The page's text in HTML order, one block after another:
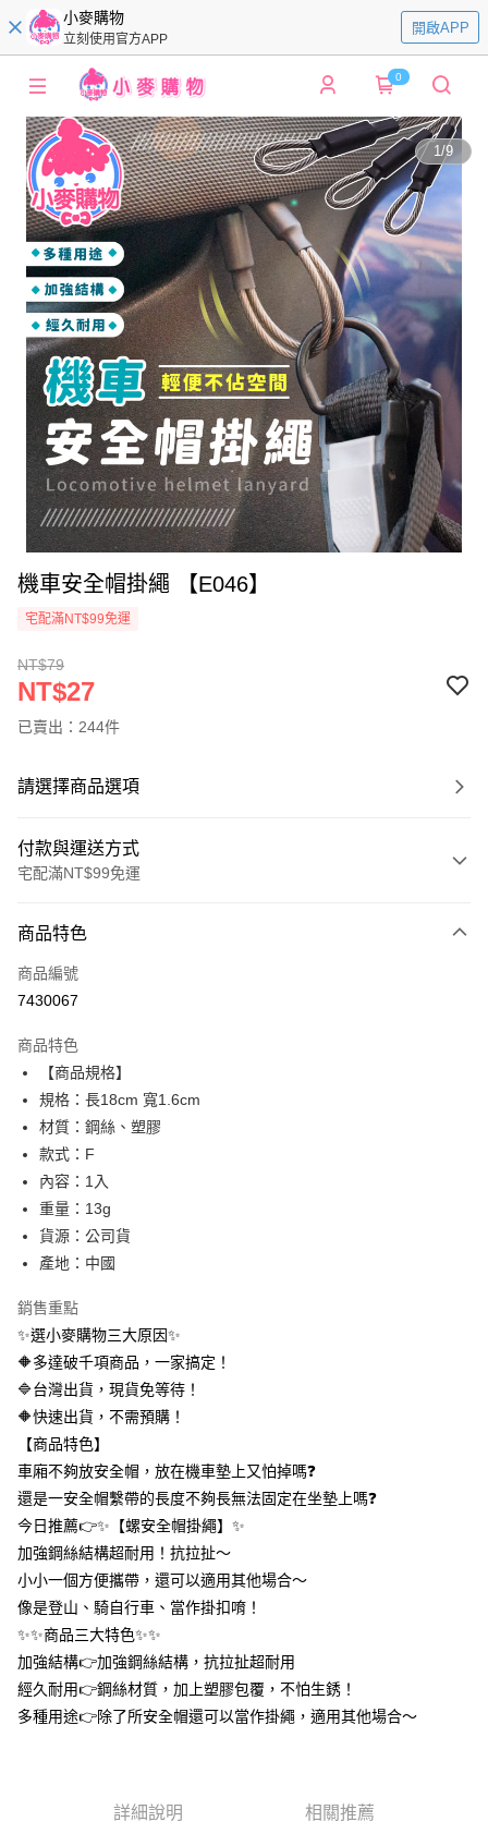
小麥購物
立刻使用官方APP
開啟APP
0
1/9
機車安全帽掛繩 【E046】
宅配滿NT$99免運
NT$79
NT$27
已賣出：244件
請選擇商品選項
付款與運送方式
宅配滿NT$99免運
信用卡一次付款
信用卡分期付款
合作金庫商業銀行
華南商業銀行
上海商業儲蓄銀行
國泰世華商業銀行
臺灣中小企業銀行
匯豐（台灣）商業銀行
聯邦商業銀行
元大商業銀行
玉山商業銀行
台新國際商業銀行
超商取貨付款
LINE Pay
Apple Pay
街口支付
AFTEE先享後付
【關於「AFTEE先享後付」】
AFTEE先享後付是「在收到商品之後才付款」的支付方式。 讓您購物簡單
便利好安心！
１．簡單：不需註冊會員、不需綁卡、不需儲值。
２．便利：只要手機號碼，簡訊認證，即可結帳。
３．安心：先確認商品／服務後，再付款。
【「AFTEE先享後付」結帳流程】
１．於結帳方式選擇「AFTEE先享後付」後，將跳轉至「AFTEE先享後付」
結帳頁面，進行簡訊認證並確認金額後，即可完成結帳。
３．收到繳費通知簡訊後14天內，點擊此簡訊中的連結，可透過四大超商／
ATM／網路銀行／等多元方式進行付款，方視為交易完成。
※ 請注意：結帳手續完成當下不需立刻繳費，但若您需要取消訂單，請聯絡
購買商品的店家。未經商家同意取消之訂單仍視為有效，需透過AFTEE先享
後付繳納相關費用。
※ 交易是否成功請以「AFTEE先享後付 」之結帳頁面顯示為準，若有關於
客戶支援中心」https://netprotections.freshdesk.com/support/home
【注意事項】
１．透過由恩沛科技股份有限公司提供之「AFTEE先享後付」服務完成之交
https://aftee.tw/terms/#terms3
３．未成年的使用者請事先徵得法定代理人或監護人之同意方可使用
ATM付款
運送方式
全家取貨付款
每筆NT$60，滿NT$399(含以上)免運費
付款後全家取貨
每筆NT$60，滿NT$399(含以上)免運費
7-11取貨付款
每筆NT$60，滿NT$399(含以上)免運費
付款後7-11取貨
每筆NT$60，滿NT$399(含以上)免運費
宅配
每筆NT$65，滿NT$99(含以上)免運費
商品特色
商品編號
7430067
商品特色
【商品規格】
規格：長18cm 寬1.6cm
材質：鋼絲、塑膠
款式：F
內容：1入
重量：13g
貨源：公司貨
產地：中國
銷售重點
✨選小麥購物三大原因✨
🔶多達破千項商品，一家搞定！
🔷台灣出貨，現貨免等待！
🔶快速出貨，不需預購！
【商品特色】
車廂不夠放安全帽，放在機車墊上又怕掉嗎❓
還是一安全帽繫帶的長度不夠長無法固定在坐墊上嗎❓
今日推薦👉✨【螺安全帽掛繩】✨
加強鋼絲結構超耐用！抗拉扯～
小小一個方便攜帶，還可以適用其他場合～
像是登山、騎自行車、當作掛扣唷！
✨✨商品三大特色✨✨
加強結構👉加強鋼絲結構，抗拉扯超耐用
經久耐用👉鋼絲材質，加上塑膠包覆，不怕生銹！
多種用途👉除了所安全帽還可以當作掛繩，適用其他場合～
詳細說明 相關推薦